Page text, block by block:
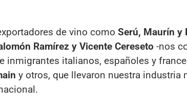
de vino como Serú, Maurín y
Ramírez y Vicente Cereseto -nos
inmigrantes italianos, españoles y
y otros, que llevaron nuestra industria